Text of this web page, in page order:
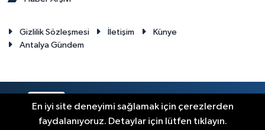
Gizlilik Sözleşmesi İletişim
Künye
Antalya Gündem
En iyi site deneyimi sağlamak için çerezlerden
faydalanıyoruz. Detaylar için lütfen tıklayın.